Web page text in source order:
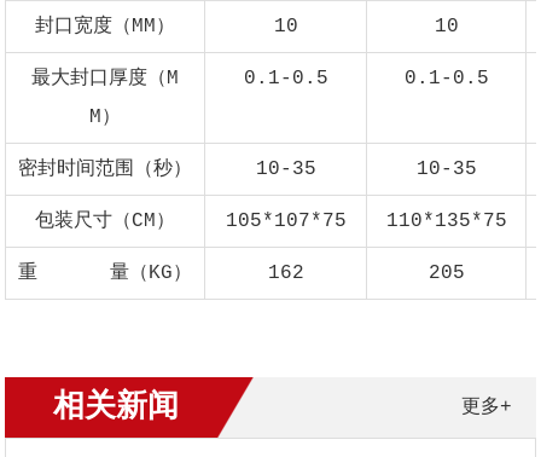
封口宽度（MM） 10 10
最大封口厚度（M
M）
0.1-0.5 0.1-0.5
密封时间范围（秒） 10-35 10-35
包装尺寸（CM） 105*107*75 110*135*75
重 量（KG） 162 205
更多+
相关新闻